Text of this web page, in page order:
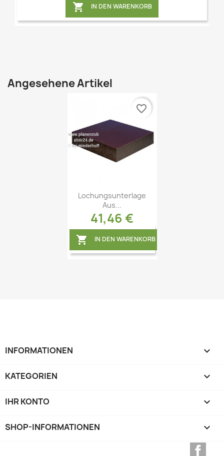
 IN DEN WARENKORB
Angesehene Artikel
Vorschau
Lochungsunterlage
Aus...
41,46 €
 IN DEN WARENKORB
favorite_border
INFORMATIONEN 
KATEGORIEN 
IHR KONTO 
SHOP-INFORMATIONEN keyboard_arrow_down